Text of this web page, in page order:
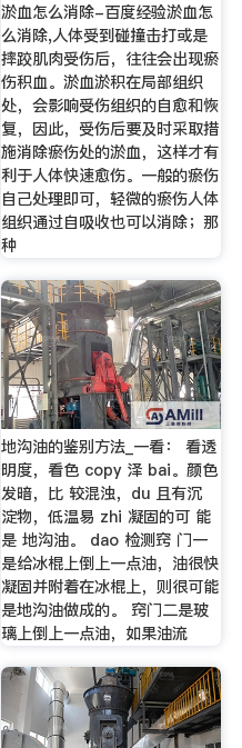
淤血怎么消除-百度经验淤血怎
么消除,人体受到碰撞击打或是
摔跤肌肉受伤后，往往会出现瘀
伤积血。淤血淤积在局部组织
处，会影响受伤组织的自愈和恢
复，因此，受伤后要及时采取措
施消除瘀伤处的淤血，这样才有
利于人体快速愈伤。一般的瘀伤
自己处理即可，轻微的瘀伤人体
组织通过自吸收也可以消除；那
种
地沟油的鉴别方法_一看： 看透
明度，看色 copy 泽 bai。颜色
发暗，比 较混浊，du 且有沉
淀物，低温易 zhi 凝固的可 能
是 地沟油。 dao 检测窍 门一
是给冰棍上倒上一点油，油很快
凝固并附着在冰棍上，则很可能
是地沟油做成的。 窍门二是玻
璃上倒上一点油，如果油流